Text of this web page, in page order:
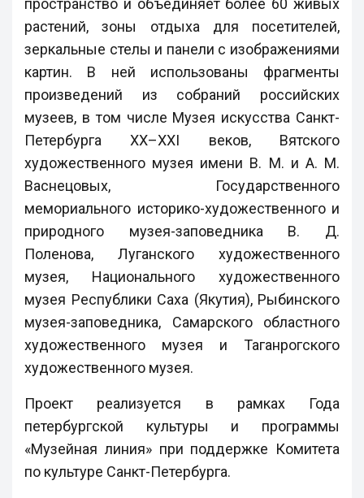
пространство и объединяет более 60 живых
растений, зоны отдыха для посетителей,
зеркальные стелы и панели с изображениями
картин. В ней использованы фрагменты
произведений из собраний российских
музеев, в том числе Музея искусства Санкт-
Петербурга XX–XXI веков, Вятского
художественного музея имени В. М. и А. М.
Васнецовых, Государственного
мемориального историко-художественного и
природного музея-заповедника В. Д.
Поленова, Луганского художественного
музея, Национального художественного
музея Республики Саха (Якутия), Рыбинского
музея-заповедника, Самарского областного
художественного музея и Таганрогского
художественного музея.
Проект реализуется в рамках Года
петербургской культуры и программы
«Музейная линия» при поддержке Комитета
по культуре Санкт-Петербурга.